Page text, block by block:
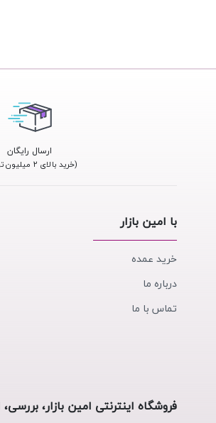
ارسال رایگان
(خرید بالای ۲ میلیون تومان)
با امین بازار
خرید عمده
درباره ما
تماس با ما
فروشگاه اینترنتی امین بازار،